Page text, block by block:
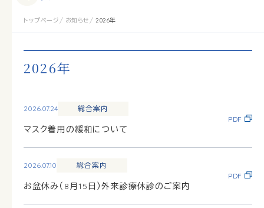
トップページ お知らせ 2026年
2026年
2026.07.24 総合案内
マスク着用の緩和について
PDF
2026.07.10 総合案内
お盆休み（8月15日）外来診療休診のご案内
PDF